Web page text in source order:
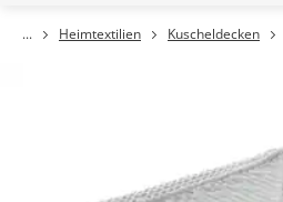
Heimtextilien Kuscheldecken